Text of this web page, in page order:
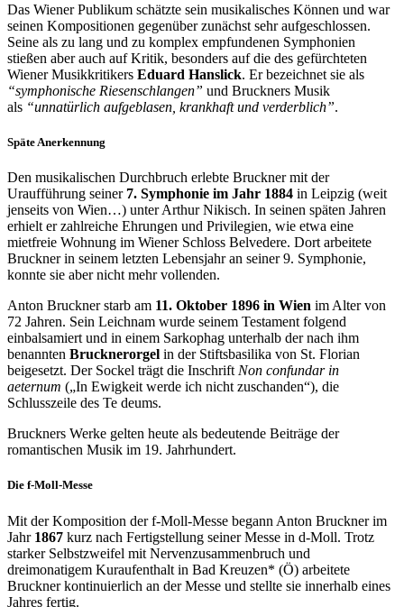
Das Wiener Publikum schätzte sein musikalisches Können und war
seinen Kompositionen gegenüber zunächst sehr aufgeschlossen.
Seine als zu lang und zu komplex empfundenen Symphonien
stießen aber auch auf Kritik, besonders auf die des gefürchteten
Wiener Musikkritikers Eduard Hanslick. Er bezeichnet sie als
“symphonische Riesenschlangen” und Bruckners Musik
als “unnatürlich aufgeblasen, krankhaft und verderblich”.
Späte Anerkennung
Den musikalischen Durchbruch erlebte Bruckner mit der
Uraufführung seiner 7. Symphonie im Jahr 1884 in Leipzig (weit
jenseits von Wien…) unter Arthur Nikisch. In seinen späten Jahren
erhielt er zahlreiche Ehrungen und Privilegien, wie etwa eine
mietfreie Wohnung im Wiener Schloss Belvedere. Dort arbeitete
Bruckner in seinem letzten Lebensjahr an seiner 9. Symphonie,
konnte sie aber nicht mehr vollenden.
Anton Bruckner starb am 11. Oktober 1896 in Wien im Alter von
72 Jahren. Sein Leichnam wurde seinem Testament folgend
einbalsamiert und in einem Sarkophag unterhalb der nach ihm
benannten Brucknerorgel in der Stiftsbasilika von St. Florian
beigesetzt. Der Sockel trägt die Inschrift Non confundar in
aeternum („In Ewigkeit werde ich nicht zuschanden“), die
Schlusszeile des Te deums.
Bruckners Werke gelten heute als bedeutende Beiträge der
romantischen Musik im 19. Jahrhundert.
Die f-Moll-Messe
Mit der Komposition der f-Moll-Messe begann Anton Bruckner im
Jahr 1867 kurz nach Fertigstellung seiner Messe in d-Moll. Trotz
starker Selbstzweifel mit Nervenzusammenbruch und
dreimonatigem Kuraufenthalt in Bad Kreuzen* (Ö) arbeitete
Bruckner kontinuierlich an der Messe und stellte sie innerhalb eines
Jahres fertig.